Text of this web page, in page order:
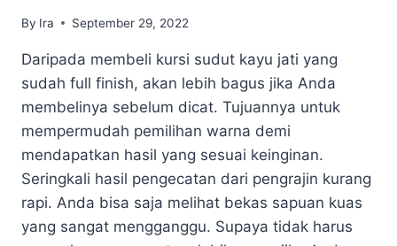
By Ira September 29, 2022
Daripada membeli kursi sudut kayu jati yang
sudah full finish, akan lebih bagus jika Anda
membelinya sebelum dicat. Tujuannya untuk
mempermudah pemilihan warna demi
mendapatkan hasil yang sesuai keinginan.
Seringkali hasil pengecatan dari pengrajin kurang
rapi. Anda bisa saja melihat bekas sapuan kuas
yang sangat mengganggu. Supaya tidak harus